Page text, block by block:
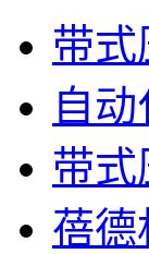
带式
自
带
蓓德